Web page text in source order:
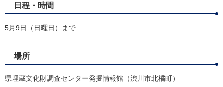
日程・時間
5月9日（日曜日）まで
場所
県埋蔵文化財調査センター発掘情報館（渋川市北橘町）